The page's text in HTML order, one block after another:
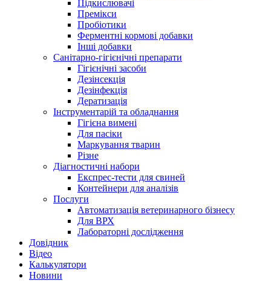
Підкислювачі
Премікси
Пробіотики
Ферментні кормові добавки
Інші добавки
Санітарно-гігієнічні препарати
Гігієнічні засоби
Дезінсекція
Дезінфекція
Дератизація
Інструментарій та обладнання
Гігієна вимені
Для пасіки
Маркування тварин
Різне
Діагностичні набори
Експрес-тести для свиней
Контейнери для аналізів
Послуги
Автоматизація ветеринарного бізнесу
Для ВРХ
Лабораторні дослідження
Довідник
Відео
Калькулятори
Новини